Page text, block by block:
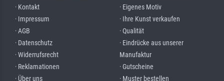
· Kontakt
· Impressum
· AGB
· Datenschutz
· Widerrufsrecht
· Reklamationen
· Über uns
· Eigenes Motiv
· Ihre Kunst verkaufen
· Qualität
· Eindrücke aus unserer
Manufaktur
· Gutscheine
· Muster bestellen